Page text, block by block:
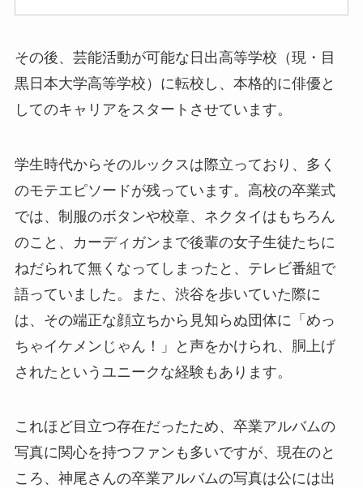
その後、芸能活動が可能な日出高等学校（現・目
黒日本大学高等学校）に転校し、本格的に俳優と
してのキャリアをスタートさせています。
学生時代からそのルックスは際立っており、多く
のモテエピソードが残っています。高校の卒業式
では、制服のボタンや校章、ネクタイはもちろん
のこと、カーディガンまで後輩の女子生徒たちに
ねだられて無くなってしまったと、テレビ番組で
語っていました。また、渋谷を歩いていた際に
は、その端正な顔立ちから見知らぬ団体に「めっ
ちゃイケメンじゃん！」と声をかけられ、胴上げ
されたというユニークな経験もあります。
これほど目立つ存在だったため、卒業アルバムの
写真に関心を持つファンも多いですが、現在のと
ころ、神尾さんの卒業アルバムの写真は公には出